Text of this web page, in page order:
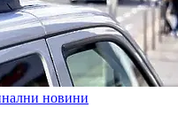
новини